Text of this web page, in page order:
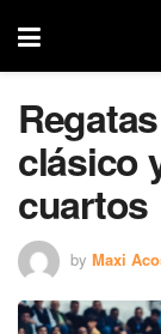
clásico
cuartos
by Maxi